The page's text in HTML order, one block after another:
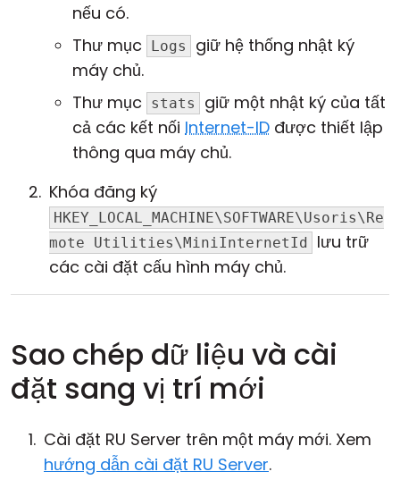
nếu có.
Thư mục
Logs
giữ hệ thống nhật ký
máy chủ.
Thư mục
stats
giữ một nhật ký của tất
cả các kết nối Internet-ID được thiết lập
thông qua máy chủ.
Khóa đăng ký
HKEY_LOCAL_MACHINE\SOFTWARE\Usoris\Re
mote Utilities\MiniInternetId
lưu trữ
các cài đặt cấu hình máy chủ.
Sao chép dữ liệu và cài
đặt sang vị trí mới
Cài đặt RU Server trên một máy mới. Xem
hướng dẫn cài đặt RU Server.